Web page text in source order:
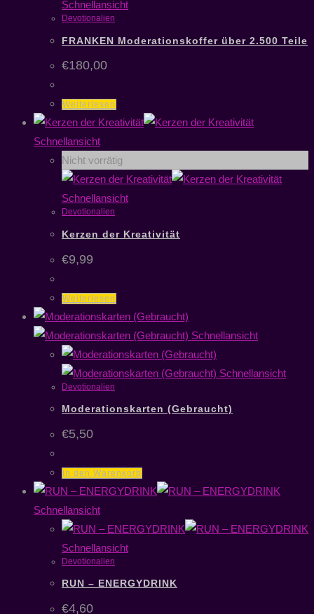
Schnellansicht
Devotionalien
FRANKEN Moderationskoffer über 2.500 Teile
€180,00
Weiterlesen
Schnellansicht
Nicht vorrätig
Schnellansicht
Devotionalien
Kerzen der Kreativität
€9,99
Weiterlesen
Schnellansicht
Schnellansicht
Devotionalien
Moderationskarten (Gebraucht)
€5,50
In den Warenkorb
Schnellansicht
Schnellansicht
Devotionalien
RUN – ENERGYDRINK
€4,60